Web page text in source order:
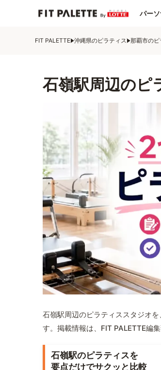
パー
FIT PALETTE 沖縄県のピラティス 那覇市のピ
石嶺駅周辺のピ
石嶺駅周辺のピラティススタジオ
す。掲載情報は、FIT PALETTE編
石嶺駅のピラティスを
要点だけでサクッと比較